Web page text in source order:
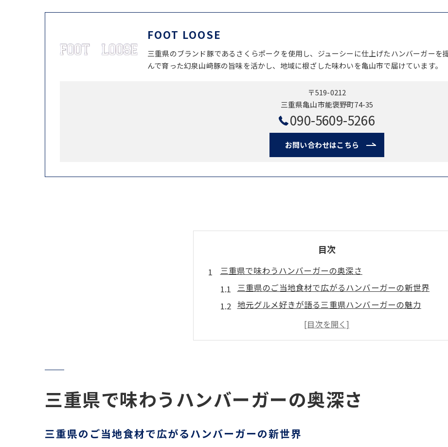
FOOT LOOSE
三重県のブランド豚であるさくらポークを使用し、ジューシーに仕上げたハンバーガーを
んで育った幻泉山﨑豚の旨味を活かし、地域に根ざした味わいを亀山市で届けています。
〒519-0212
三重県亀山市能褒野町74-35
090-5609-5266
お問い合わせはこちら
目次
三重県で味わうハンバーガーの奥深さ
三重県のご当地食材で広がるハンバーガーの新世界
地元グルメ好きが語る三重県ハンバーガーの魅力
ハンバーガー評価が変わる三重県ならではの味わい方
三重県ご当地バーガーと他地域との違いを解説
ご当地食材が光る三重県のハンバーガー体験
新鮮なご当地食材が際立つ三重県ハンバーガー体験
ハンバーガーで味わう三重県の特産品の魅力
三重県で味わうハンバーガーの奥深さ
三重県のご当地食材で広がるハンバーガーの新世界